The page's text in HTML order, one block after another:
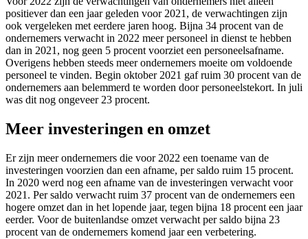
positiever dan een jaar geleden voor 2021, de verwachtingen zijn
ook vergeleken met eerdere jaren hoog. Bijna 34 procent van de
ondernemers verwacht in 2022 meer personeel in dienst te hebben
dan in 2021, nog geen 5 procent voorziet een personeelsafname.
Overigens hebben steeds meer ondernemers moeite om voldoende
personeel te vinden. Begin oktober 2021 gaf ruim 30 procent van de
ondernemers aan belemmerd te worden door personeelstekort. In juli
was dit nog ongeveer 23 procent.
Meer investeringen en omzet
Er zijn meer ondernemers die voor 2022 een toename van de
investeringen voorzien dan een afname, per saldo ruim 15 procent.
In 2020 werd nog een afname van de investeringen verwacht voor
2021. Per saldo verwacht ruim 37 procent van de ondernemers een
hogere omzet dan in het lopende jaar, tegen bijna 18 procent een jaar
eerder. Voor de buitenlandse omzet verwacht per saldo bijna 23
procent van de ondernemers komend jaar een verbetering.